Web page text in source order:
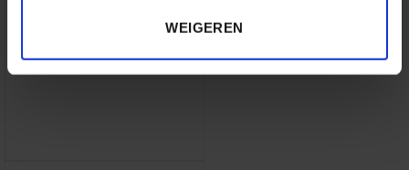
WEIGEREN